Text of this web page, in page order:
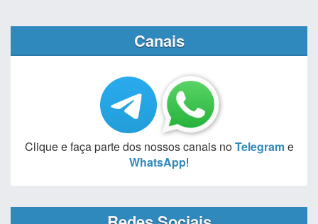
Canais
Clique e faça parte dos nossos canais noTelegrame
WhatsApp!